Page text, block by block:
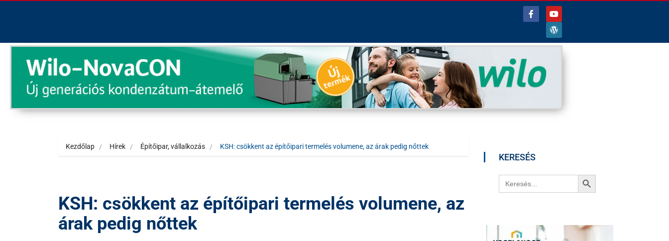
Kezdőlap Hírek Építőipar, vállalkozás KSH: csökkent az építőipari termelés volumene, az árak pedig nőttek
KSH: csökkent az építőipari termelés volumene, az
árak pedig nőttek
KERESÉS
Search
for:
Search Button